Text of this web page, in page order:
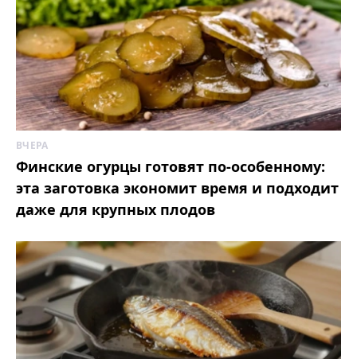
ВЧЕРА
Финские огурцы готовят по-особенному:
эта заготовка экономит время и подходит
даже для крупных плодов